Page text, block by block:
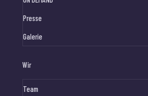
Presse
Galerie
Wir
Team